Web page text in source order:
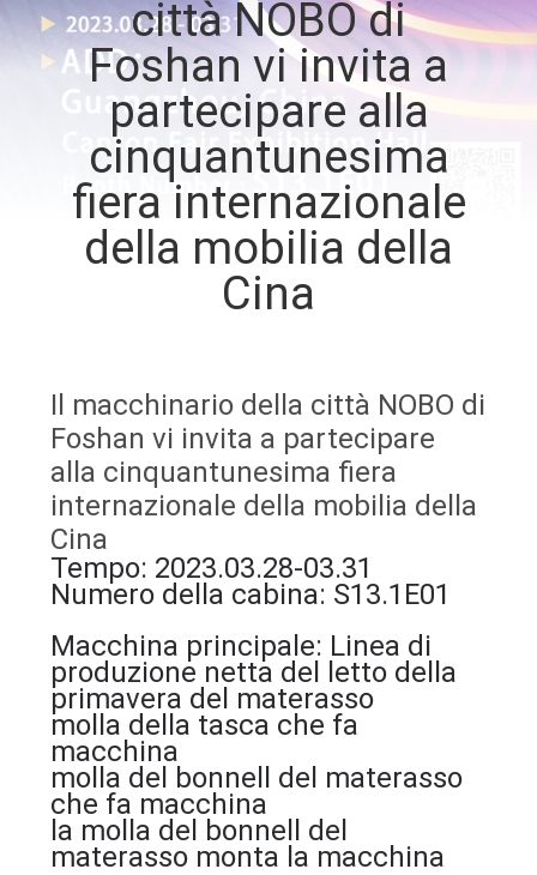
DI
QUALITÀ
CONTATTACI
NOTIZIE
MAPPA
DEL
SITO
NORME
SULLA
PRIVACY
città NOBO di
Foshan vi invita a
partecipare alla
cinquantunesima
fiera internazionale
della mobilia della
Cina
Il macchinario della città NOBO di
Foshan vi invita a partecipare
alla cinquantunesima fiera
internazionale della mobilia della
Cina
Tempo: 2023.03.28-03.31
Numero della cabina: S13.1E01
Macchina principale: Linea di
produzione netta del letto della
primavera del materasso
molla della tasca che fa
macchina
molla del bonnell del materasso
che fa macchina
la molla del bonnell del
materasso monta la macchina